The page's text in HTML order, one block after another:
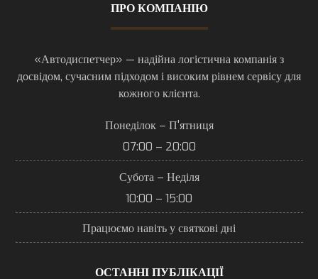
ПРО КОМПАНІЮ
«Автодиспетчер» — надійна логістична компанія з
досвідом, сучасним підходом і високим рівнем сервісу для
кожного клієнта.
Понеділок – П'ятниця
07:00 – 20:00
Субота – Неділя
10:00 – 15:00
Працюємо навіть у святкові дні
ОСТАННІ ПУБЛІКАЦІЇ